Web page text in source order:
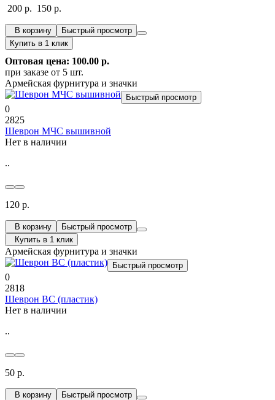
200 р. 150 р.
В корзину
Быстрый просмотр
Купить в 1 клик
Оптовая цена: 100.00 р.
при заказе от 5 шт.
Армейская фурнитура и значки
Быстрый просмотр
0
2825
Шеврон МЧС вышивной
Нет в наличии
..
120 р.
В корзину
Быстрый просмотр
Купить в 1 клик
Армейская фурнитура и значки
Быстрый просмотр
0
2818
Шеврон ВС (пластик)
Нет в наличии
..
50 р.
В корзину
Быстрый просмотр